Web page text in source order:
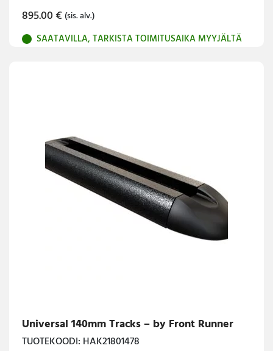
895.00€ (sis. alv.)
SAATAVILLA, TARKISTA TOIMITUSAIKA MYYJÄLTÄ
Universal 140mm Tracks – by Front Runner
TUOTEKOODI: HAK21801478